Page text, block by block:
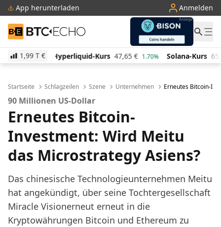
App herunterladen Anmelden
BTC-ECHO
1,99 T €
Kurs 47,65 € 1.70% Solana-Kurs 65,66 € 3.10% TRON-
Startseite Schlagzeilen Szene Unternehmen Erneutes Bitcoin-
90 Millionen US-Dollar
Erneutes Bitcoin-
Investment: Wird Meitu
das Microstrategy Asiens?
Das chinesische Technologieunternehmen Meitu
hat angekündigt, über seine Tochtergesellschaft
Miracle Visionerneut erneut in die
Kryptowährungen Bitcoin und Ethereum zu